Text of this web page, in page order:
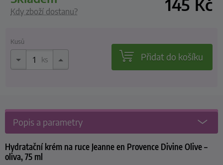
Kdy zboží dostanu? 145 Kč
Kusů
ks Přidat do košíku
Popis a parametry
Hydratační krém na ruce Jeanne en Provence Divine Olive –
oliva, 75 ml